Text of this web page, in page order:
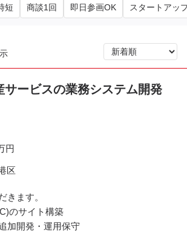
短 商談1回 即日参画OK スタートアッ
サービスの業務システム開発
円
区
きます。
のサイト構築
加開発・運用保守